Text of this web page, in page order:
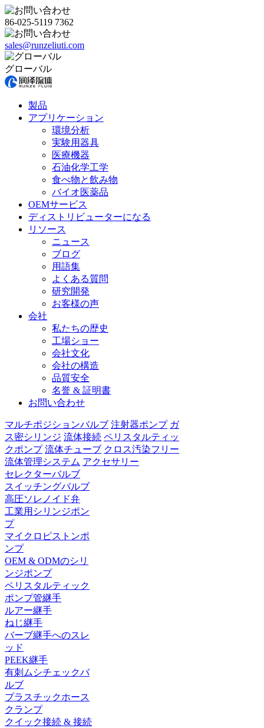
86-025-5119 7362
sales@runzeliuti.com
グローバル
製品
アプリケーション
環境分析
実験用器具
医療機器
石油化学工学
食べ物と飲み物
バイオ医薬品
OEMサービス
ディストリビューターになる
リソース
ニュース
ブログ
用語集
よくある質問
研究開発
お客様の声
会社
私たちの歴史
工場ショー
会社文化
会社の構造
品質安全
名誉 & 証明書
お問い合わせ
マルチポジションバルブ 注射器ポンプ ガ
ス密シリンジ 流体接続 ペリスタルティッ
クポンプ 流体チューブ クロス汚染フリー
流体管理システム アクセサリー
セレクターバルブ
スイッチングバルブ
高圧ソレノイド弁
工業用シリンジポン
プ
マイクロピストンポ
ンプ
OEM & ODMのシリ
ンジポンプ
ペリスタルティック
ポンプ管継手
ルアー継手
ねじ継手
バーブ継手へのスレ
ッド
PEEK継手
有刺ムシチェックバ
ルブ
プラスチックホース
クランプ
クイック接続 & 接続